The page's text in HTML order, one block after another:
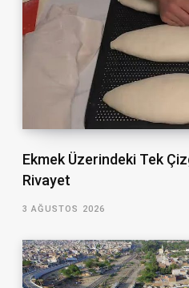
Ekmek Üzerindeki Tek
Rivayet
3 AĞUSTOS 2026